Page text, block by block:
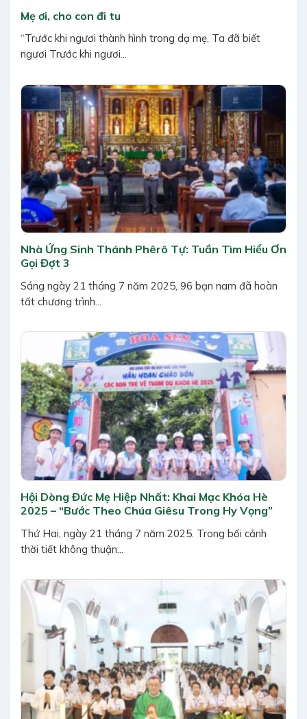
Mẹ ơi, cho con đi tu
“Trước khi ngươi thành hình trong dạ mẹ, Ta đã biết
ngươi Trước khi ngươi...
Nhà Ứng Sinh Thánh Phêrô Tự: Tuần Tìm Hiểu Ơn
Gọi Đợt 3
Sáng ngày 21 tháng 7 năm 2025, 96 bạn nam đã hoàn
tất chương trình...
Hội Dòng Đức Mẹ Hiệp Nhất: Khai Mạc Khóa Hè
2025 – “Bước Theo Chúa Giêsu Trong Hy Vọng”
Thứ Hai, ngày 21 tháng 7 năm 2025. Trong bối cảnh
thời tiết không thuận...